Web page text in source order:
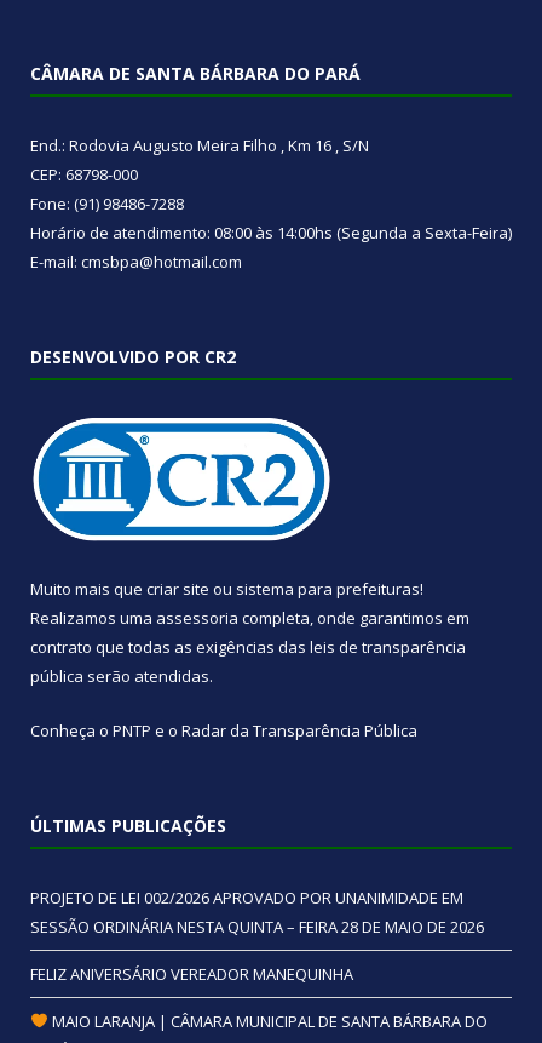
CÂMARA DE SANTA BÁRBARA DO PARÁ
End.: Rodovia Augusto Meira Filho , Km 16 , S/N
CEP: 68798-000
Fone: (91) 98486-7288
Horário de atendimento: 08:00 às 14:00hs (Segunda a Sexta-Feira)
E-mail: cmsbpa@hotmail.com
DESENVOLVIDO POR CR2
Muito mais que criar site ou sistema para prefeituras!
Realizamos uma assessoria completa, onde garantimos em
contrato que todas as exigências das leis de transparência
pública serão atendidas.
Conheça o PNTP e o Radar da Transparência Pública
ÚLTIMAS PUBLICAÇÕES
PROJETO DE LEI 002/2026 APROVADO POR UNANIMIDADE EM
SESSÃO ORDINÁRIA NESTA QUINTA – FEIRA 28 DE MAIO DE 2026
FELIZ ANIVERSÁRIO VEREADOR MANEQUINHA
MAIO LARANJA | CÂMARA MUNICIPAL DE SANTA BÁRBARA DO